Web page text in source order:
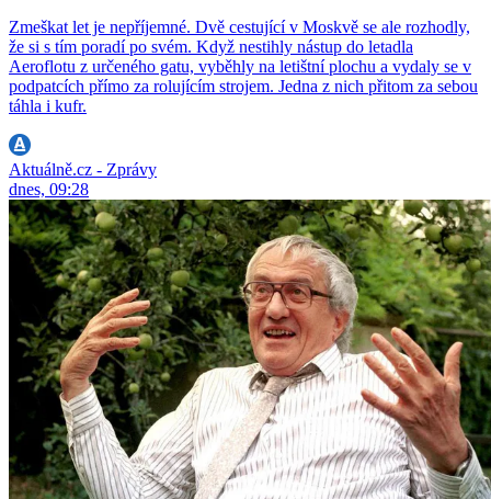
Zmeškat let je nepříjemné. Dvě cestující v Moskvě se ale rozhodly,
že si s tím poradí po svém. Když nestihly nástup do letadla
Aeroflotu z určeného gatu, vyběhly na letištní plochu a vydaly se v
podpatcích přímo za rolujícím strojem. Jedna z nich přitom za sebou
táhla i kufr.
Aktuálně.cz - Zprávy
dnes, 09:28